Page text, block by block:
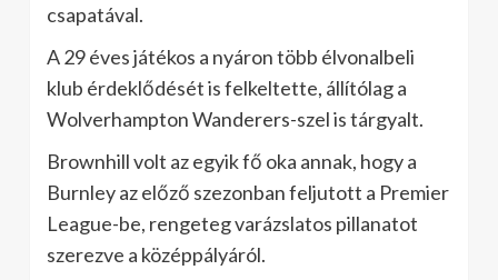
csapatával.
A 29 éves játékos a nyáron több élvonalbeli
klub érdeklődését is felkeltette, állítólag a
Wolverhampton Wanderers-szel is tárgyalt.
Brownhill volt az egyik fő oka annak, hogy a
Burnley az előző szezonban feljutott a Premier
League-be, rengeteg varázslatos pillanatot
szerezve a középpályáról.